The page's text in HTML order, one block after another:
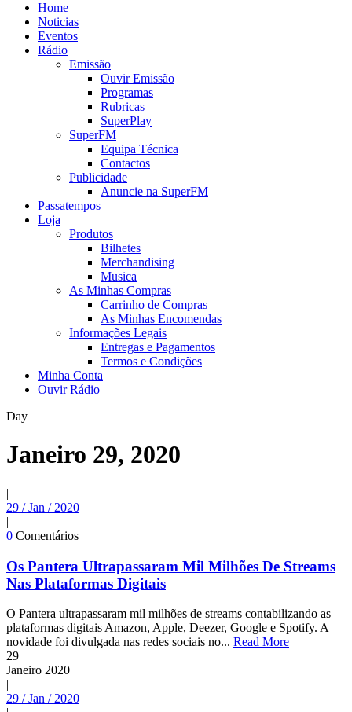
Home
Noticias
Eventos
Rádio
Emissão
Ouvir Emissão
Programas
Rubricas
SuperPlay
SuperFM
Equipa Técnica
Contactos
Publicidade
Anuncie na SuperFM
Passatempos
Loja
Produtos
Bilhetes
Merchandising
Musica
As Minhas Compras
Carrinho de Compras
As Minhas Encomendas
Informações Legais
Entregas e Pagamentos
Termos e Condições
Minha Conta
Ouvir Rádio
Day
Janeiro 29, 2020
|
29 / Jan / 2020
|
0 Comentários
Os Pantera Ultrapassaram Mil Milhões De Streams
Nas Plataformas Digitais
O Pantera ultrapassaram mil milhões de streams contabilizando as
plataformas digitais Amazon, Apple, Deezer, Google e Spotify. A
novidade foi divulgada nas redes sociais no... Read More
29
Janeiro 2020
|
29 / Jan / 2020